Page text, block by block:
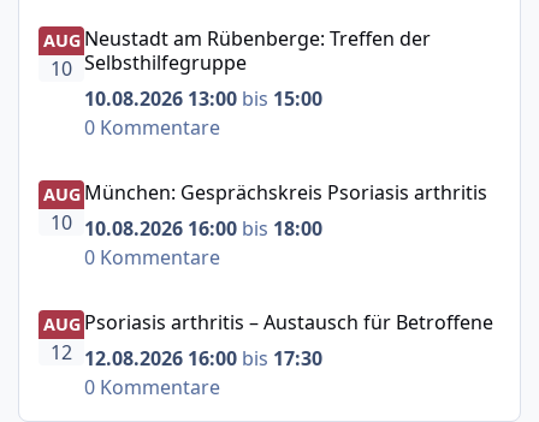
Neustadt am Rübenberge: Treffen der Selbsthilfegruppe
AUG
10
Neustadt am Rübenberge: Treffen der
Selbsthilfegruppe
10.08.2026 13:00 bis 15:00
0 Kommentare
München: Gesprächskreis Psoriasis arthritis
AUG
10
München: Gesprächskreis Psoriasis arthritis
10.08.2026 16:00 bis 18:00
0 Kommentare
Psoriasis arthritis – Austausch für Betroffene
AUG
12
Psoriasis arthritis – Austausch für Betroffene
12.08.2026 16:00 bis 17:30
0 Kommentare